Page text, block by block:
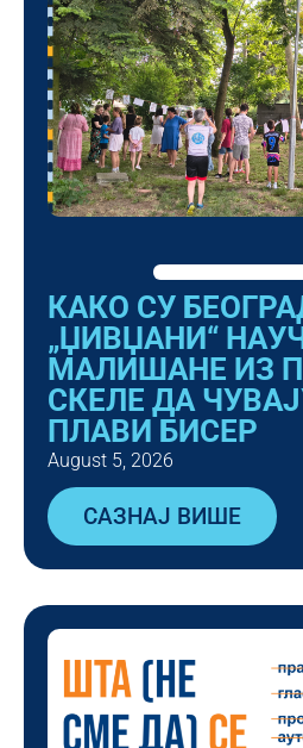
КАКО СУ
„ЏИВЏАНИ“
МАЛИШАНЕ ИЗ
СКЕЛЕ ДА
ПЛАВИ БИСЕР
August 5, 2026
САЗНАЈ ВИШЕ